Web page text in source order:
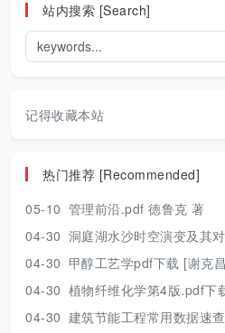
站内搜索 [Search]
记得收藏本站
热门推荐 [Recommended]
05-10 管理前沿.pdf 德鲁克 著
04-30 洞庭湖水沙时空演变及其对水资源安
04-30 甲醇工艺学pdf下载 [谢克
04-30 植物纤维化学第4版.pdf下
04-30 建筑节能工程常用数据速查手